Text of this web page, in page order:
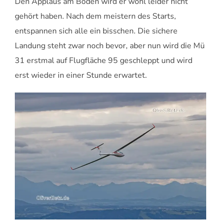
gehört haben. Nach dem meistern des Starts,
entspannen sich alle ein bisschen. Die sichere
Landung steht zwar noch bevor, aber nun wird die Mü
31 erstmal auf Flugfläche 95 geschleppt und wird
erst wieder in einer Stunde erwartet.